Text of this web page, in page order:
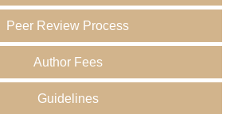
Peer Review Process
Author Fees
Guidelines